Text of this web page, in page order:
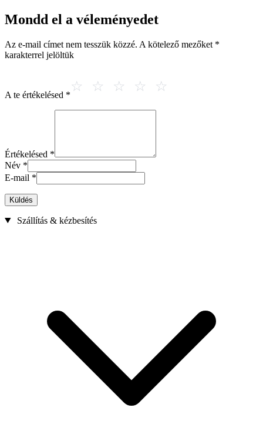
Mondd el a véleményedet
Az e-mail címet nem tesszük közzé. A kötelező mezőket *
karakterrel jelöltük
A te értékelésed *
Értékelésed *
Név *
E-mail *
Küldés
Szállítás & kézbesítés